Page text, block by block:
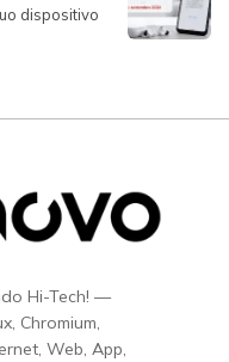
dispositivo
Hi-Tech! —
Chromium,
Web, App,